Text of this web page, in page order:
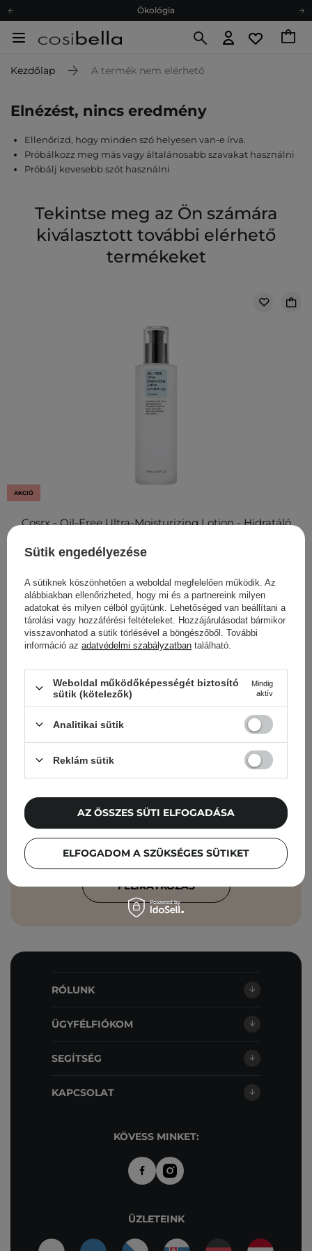
Ökológia
Hűségprogram
Ajándékkártya
Kezdőlap A termék nem elérhető
Elnézést, nincs eredmény
Ellenőrizd, hogy minden szó helyesen van-e írva.
Próbálkozz meg más vagy általánosabb szavakat használni
Próbálj kevesebb szót használni
Tekintse meg az Ön számára
kiválasztott további elérhető
termékeket
AKCIÓ
Cosrx - Oil-Free Ultra-Moisturizing Lotion - Hidratáló
Cosibella hírlevél
Bőrápolási ellenőrzőlisták, szakértői
tanácsok, szépségápolási újdonságok –
közvetlenül a postaládádba!
Elfogadom, hogy marketingüzeneteket
sp. z o.o. az Adatvédelmi Irányelveknek
FELIRATKOZÁS
RÓLUNK
ÜGYFÉLFIÓKOM
SEGÍTSÉG
KAPCSOLAT
KÖVESS MINKET:
ÜZLETEINK
Sütik engedélyezése
A sütiknek köszönhetően a weboldal megfelelően működik. Az
alábbiakban ellenőrizheted, hogy mi és a partnereink milyen
adatokat és milyen célból gyűjtünk. Lehetőséged van beállítani a
tárolási vagy hozzáférési feltételeket. Hozzájárulásodat bármikor
visszavonhatod a sütik törlésével a böngészőből. További
információ az adatvédelmi szabályzatban található.
Weboldal működőképességét biztosító
sütik (kötelezők)
Mindig
aktív
Analitikai sütik
Reklám sütik
ELFOGADOM A SZÜKSÉGES SÜTIKET
AZ ÖSSZES SÜTI ELFOGADÁSA